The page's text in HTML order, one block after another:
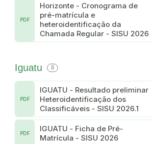
Horizonte - Cronograma de
pré-matrícula e
heteroidentificação da
Chamada Regular - SISU 2026
PDF
Iguatu 8
IGUATU - Resultado preliminar
Heteroidentificação dos
Classificáveis - SISU 2026.1
PDF
IGUATU - Ficha de Pré-
Matrícula - SISU 2026
PDF